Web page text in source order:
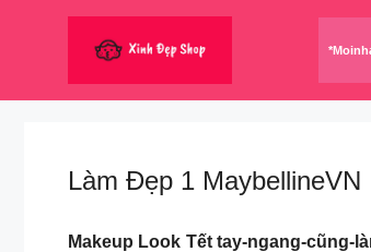
Làm Đẹp 1 MaybellineVN
Makeup Look Tết tay-ngang-cũng-